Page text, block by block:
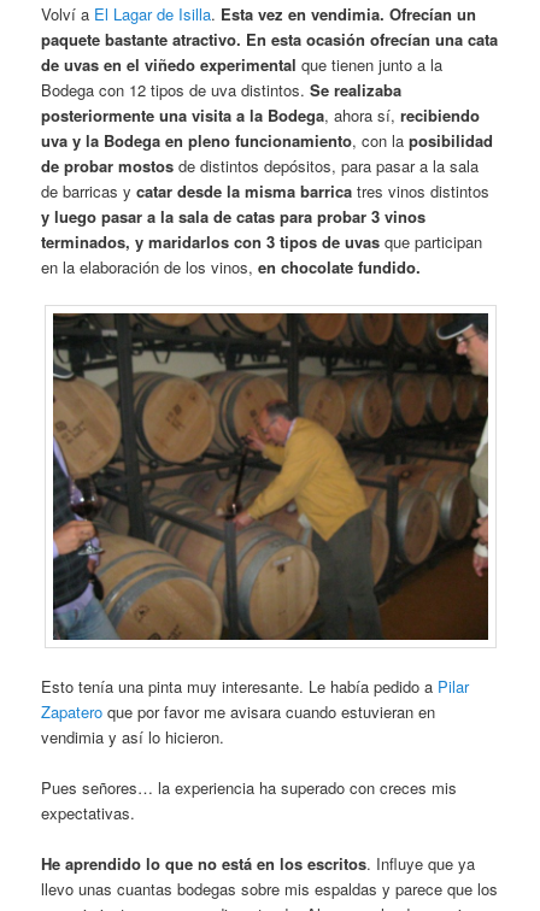
Volví a El Lagar de Isilla. Esta vez en vendimia. Ofrecían un
paquete bastante atractivo. En esta ocasión ofrecían una cata
de uvas en el viñedo experimental que tienen junto a la
Bodega con 12 tipos de uva distintos. Se realizaba
posteriormente una visita a la Bodega, ahora sí,recibiendo
uva y la Bodega en pleno funcionamiento, con la posibilidad
de probar mostos de distintos depósitos, para pasar a la sala
de barricas ycatar desde la misma barrica tres vinos distintos
y luego pasar a la sala de catas para probar 3 vinos
terminados, y maridarlos con 3 tipos de uvas que participan
en la elaboración de los vinos,en chocolate fundido.
Esto tenía una pinta muy interesante. Le había pedido a Pilar
Zapatero que por favor me avisara cuando estuvieran en
vendimia y así lo hicieron.
Pues señores… la experiencia ha superado con creces mis
expectativas.
He aprendido lo que no está en los escritos. Influye que ya
llevo unas cuantas bodegas sobre mis espaldas y parece que los